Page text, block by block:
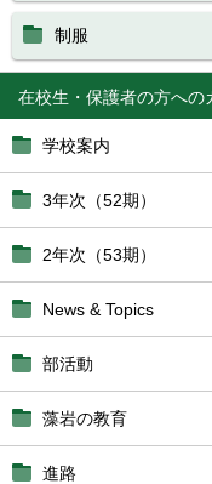
在校生・保護者の方へ
学校案内
3年次（52期）
2年次（53期）
News & Topics
部活動
藻岩の教育
進路
制服